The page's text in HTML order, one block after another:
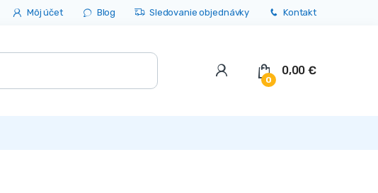
Môj účet Blog Sledovanie objednávky Kontakt
0
0,00€